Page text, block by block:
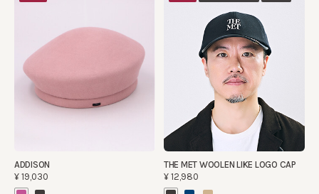
ADDISON
¥19,030
THE MET WOOLEN LIKE LOGO CAP
¥12,980